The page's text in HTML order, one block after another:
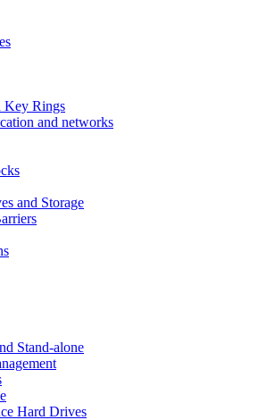
Key Rings
and networks
and Storage
Stand-alone
Hard Drives